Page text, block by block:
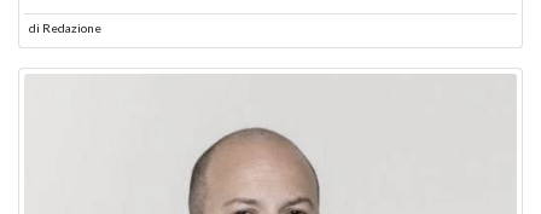
di Redazione